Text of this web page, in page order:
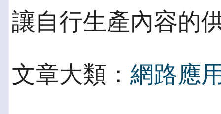
讓自行生產內容的
文章大類： 網路應